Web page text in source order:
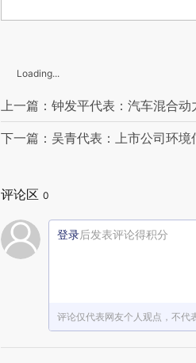
Loading...
上一篇：钟发平代表：汽车混合动
下一篇：吴青代表：上市公司环境
评论区 0
登录后发表评论得积分
评论仅代表网友个人观点，不代